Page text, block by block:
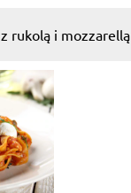
rukolą i mozzarellą